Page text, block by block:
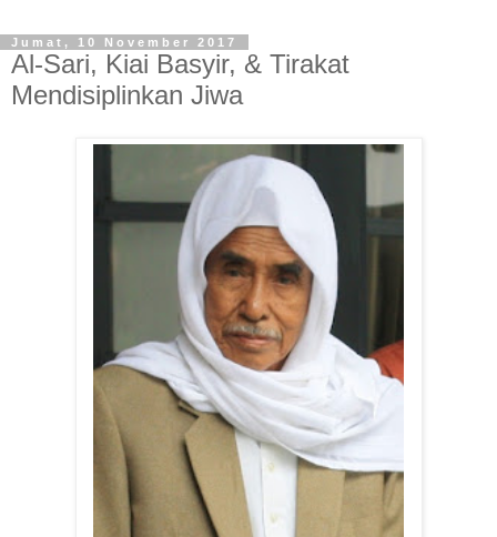
Jumat, 10 November 2017
Al-Sari, Kiai Basyir, & Tirakat
Mendisiplinkan Jiwa